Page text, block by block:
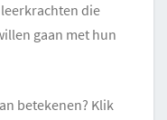
die
gaan met hun
betekenen? Klik